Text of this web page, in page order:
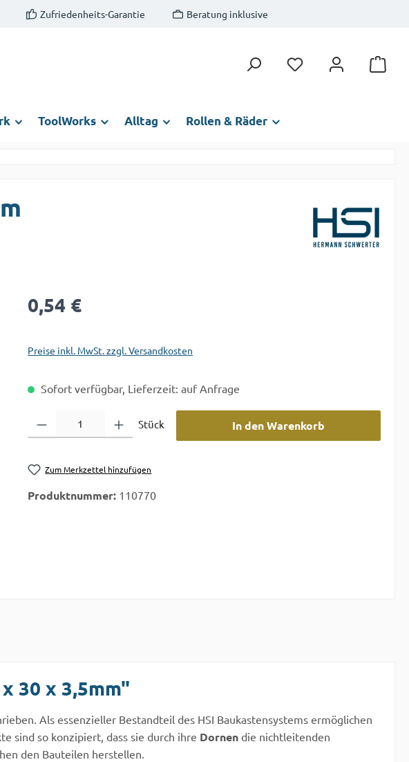
Zufriedenheits-Garantie Beratung inklusive
Du hast 0 Produkte auf
ToolWorks Alltag Rollen & Räder
Regulärer Preis:
0,54 €
Preise inkl. MwSt. zzgl. Versandkosten
Sofort verfügbar, Lieferzeit: auf Anfrage
Stück In den Warenkorb
Zum Merkzettel hinzufügen
Produktnummer: 110770
30 x 3,5mm"
Als essenzieller Bestandteil des HSI Baukastensystems ermöglichen
sind so konzipiert, dass sie durch ihre Dornen die nichtleitenden
den Bauteilen herstellen.